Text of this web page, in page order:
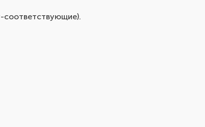
соответствующие).